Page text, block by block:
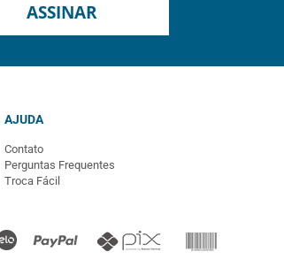
ASSINAR
AJUDA
Contato
Perguntas Frequentes
Troca Fácil